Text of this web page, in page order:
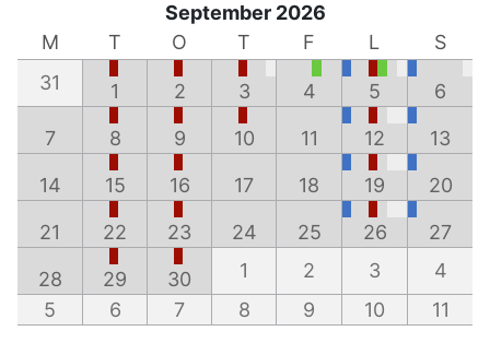
September 2026
M
T O T F L
S
31
1 2 3 4 5 6
7 8 9 10 11 12 13
14 15 16 17 18 19 20
21 22 23 24 25 26 27
28 29 30 1 2 3
4
5
6 7 8 9 10 11